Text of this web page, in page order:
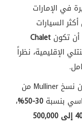
في الإمارات
السيارات
تكون Chalet
الإقليمية، نظراً
ورغم عدم الإعلان عن السعر الرسمي، فإن نسخ Mulliner من
30-50%
،
400,000 إلى 500,000